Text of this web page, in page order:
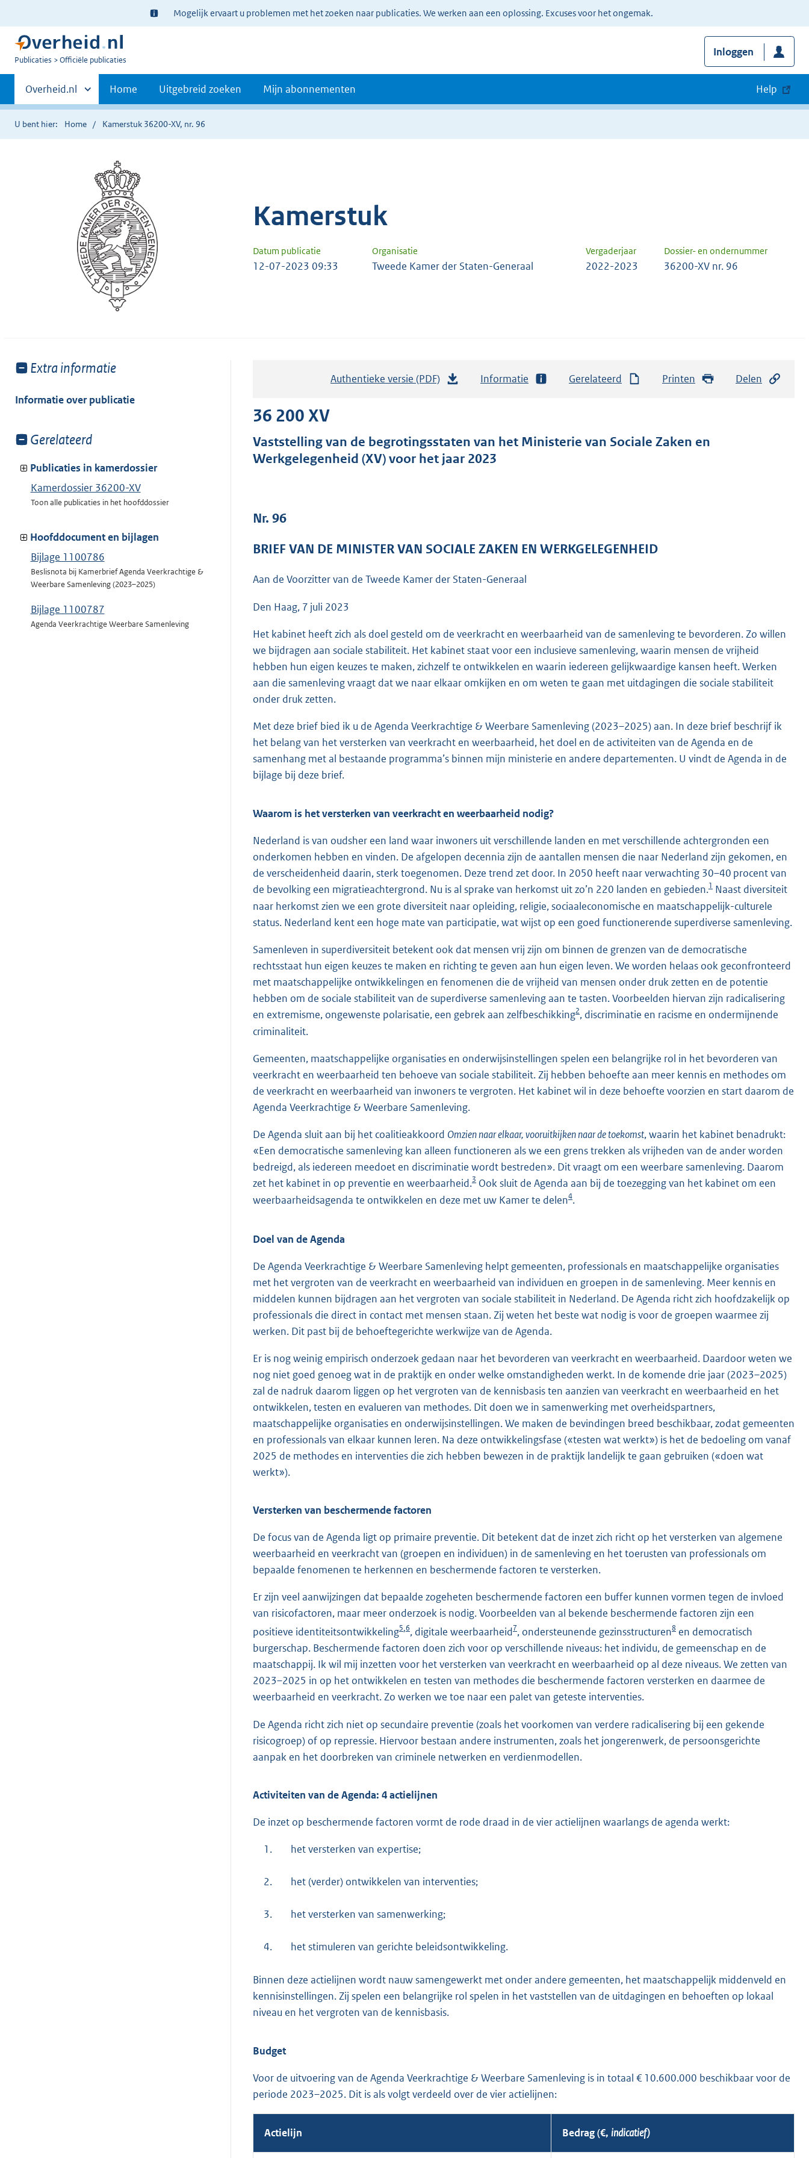
Ter
informatie:
Mogelijk ervaart u problemen met het zoeken naar publicaties. We werken aan een oplossing. Excuses voor het ongemak.
U
Publicaties Officiële publicaties
Inloggen
Primaire
navigatie
Andere
sites
binnen
Overheid.nl Home Uitgebreid zoeken Mijn abonnementen Help
U bent hier: Home Kamerstuk 36200-XV, nr. 96
Kamerstuk
Datum publicatie Organisatie Vergaderjaar Dossier- en ondernummer
12-07-2023 09:33 Tweede Kamer der Staten-Generaal 2022-2023 36200-XV nr. 96
Toon
van:
Extra informatie
Informatie over publicatie
Toon
van:
Gerelateerd
Publicaties in kamerdossier
Kamerdossier 36200-XV
Toon alle publicaties in het hoofddossier
Hoofddocument en bijlagen
Bijlage 1100786
Beslisnota bij Kamerbrief Agenda Veerkrachtige &
Weerbare Samenleving (2023–2025)
Bijlage 1100787
Agenda Veerkrachtige Weerbare Samenleving
Authentieke versie (PDF)
a
n
t
6
1
K
b
Informatie Gerelateerd Printen Delen
36 200 XV
Vaststelling van de begrotingsstaten van het Ministerie van Sociale Zaken en
Werkgelegenheid (XV) voor het jaar 2023
Nr. 96
BRIEF VAN DE MINISTER VAN SOCIALE ZAKEN EN WERKGELEGENHEID
Aan de Voorzitter van de Tweede Kamer der Staten-Generaal
Den Haag, 7 juli 2023
Het kabinet heeft zich als doel gesteld om de veerkracht en weerbaarheid van de samenleving te bevorderen. Zo willen
we bijdragen aan sociale stabiliteit. Het kabinet staat voor een inclusieve samenleving, waarin mensen de vrijheid
hebben hun eigen keuzes te maken, zichzelf te ontwikkelen en waarin iedereen gelijkwaardige kansen heeft. Werken
aan die samenleving vraagt dat we naar elkaar omkijken en om weten te gaan met uitdagingen die sociale stabiliteit
onder druk zetten.
Met deze brief bied ik u de Agenda Veerkrachtige & Weerbare Samenleving (2023–2025) aan. In deze brief beschrijf ik
het belang van het versterken van veerkracht en weerbaarheid, het doel en de activiteiten van de Agenda en de
samenhang met al bestaande programma’s binnen mijn ministerie en andere departementen. U vindt de Agenda in de
bijlage bij deze brief.
Waarom is het versterken van veerkracht en weerbaarheid nodig?
Nederland is van oudsher een land waar inwoners uit verschillende landen en met verschillende achtergronden een
onderkomen hebben en vinden. De afgelopen decennia zijn de aantallen mensen die naar Nederland zijn gekomen, en
de verscheidenheid daarin, sterk toegenomen. Deze trend zet door. In 2050 heeft naar verwachting 30–40 procent van
de bevolking een migratieachtergrond. Nu is al sprake van herkomst uit zo’n 220 landen en gebieden.1 Naast diversiteit
naar herkomst zien we een grote diversiteit naar opleiding, religie, sociaaleconomische en maatschappelijk-culturele
status. Nederland kent een hoge mate van participatie, wat wijst op een goed functionerende superdiverse samenleving.
Samenleven in superdiversiteit betekent ook dat mensen vrij zijn om binnen de grenzen van de democratische
rechtsstaat hun eigen keuzes te maken en richting te geven aan hun eigen leven. We worden helaas ook geconfronteerd
met maatschappelijke ontwikkelingen en fenomenen die de vrijheid van mensen onder druk zetten en de potentie
hebben om de sociale stabiliteit van de superdiverse samenleving aan te tasten. Voorbeelden hiervan zijn radicalisering
en extremisme, ongewenste polarisatie, een gebrek aan zelfbeschikking2, discriminatie en racisme en ondermijnende
criminaliteit.
Gemeenten, maatschappelijke organisaties en onderwijsinstellingen spelen een belangrijke rol in het bevorderen van
veerkracht en weerbaarheid ten behoeve van sociale stabiliteit. Zij hebben behoefte aan meer kennis en methodes om
de veerkracht en weerbaarheid van inwoners te vergroten. Het kabinet wil in deze behoefte voorzien en start daarom de
Agenda Veerkrachtige & Weerbare Samenleving.
De Agenda sluit aan bij het coalitieakkoord Omzien naar elkaar, vooruitkijken naar de toekomst, waarin het kabinet benadrukt:
«Een democratische samenleving kan alleen functioneren als we een grens trekken als vrijheden van de ander worden
bedreigd, als iedereen meedoet en discriminatie wordt bestreden». Dit vraagt om een weerbare samenleving. Daarom
zet het kabinet in op preventie en weerbaarheid.3 Ook sluit de Agenda aan bij de toezegging van het kabinet om een
weerbaarheidsagenda te ontwikkelen en deze met uw Kamer te delen4.
Doel van de Agenda
De Agenda Veerkrachtige & Weerbare Samenleving helpt gemeenten, professionals en maatschappelijke organisaties
met het vergroten van de veerkracht en weerbaarheid van individuen en groepen in de samenleving. Meer kennis en
middelen kunnen bijdragen aan het vergroten van sociale stabiliteit in Nederland. De Agenda richt zich hoofdzakelijk op
professionals die direct in contact met mensen staan. Zij weten het beste wat nodig is voor de groepen waarmee zij
werken. Dit past bij de behoeftegerichte werkwijze van de Agenda.
Er is nog weinig empirisch onderzoek gedaan naar het bevorderen van veerkracht en weerbaarheid. Daardoor weten we
nog niet goed genoeg wat in de praktijk en onder welke omstandigheden werkt. In de komende drie jaar (2023–2025)
zal de nadruk daarom liggen op het vergroten van de kennisbasis ten aanzien van veerkracht en weerbaarheid en het
ontwikkelen, testen en evalueren van methodes. Dit doen we in samenwerking met overheidspartners,
maatschappelijke organisaties en onderwijsinstellingen. We maken de bevindingen breed beschikbaar, zodat gemeenten
en professionals van elkaar kunnen leren. Na deze ontwikkelingsfase («testen wat werkt») is het de bedoeling om vanaf
2025 de methodes en interventies die zich hebben bewezen in de praktijk landelijk te gaan gebruiken («doen wat
werkt»).
Versterken van beschermende factoren
De focus van de Agenda ligt op primaire preventie. Dit betekent dat de inzet zich richt op het versterken van algemene
weerbaarheid en veerkracht van (groepen en individuen) in de samenleving en het toerusten van professionals om
bepaalde fenomenen te herkennen en beschermende factoren te versterken.
Er zijn veel aanwijzingen dat bepaalde zogeheten beschermende factoren een buffer kunnen vormen tegen de invloed
van risicofactoren, maar meer onderzoek is nodig. Voorbeelden van al bekende beschermende factoren zijn een
positieve identiteitsontwikkeling5,6, digitale weerbaarheid7, ondersteunende gezinsstructuren8 en democratisch
burgerschap. Beschermende factoren doen zich voor op verschillende niveaus: het individu, de gemeenschap en de
maatschappij. Ik wil mij inzetten voor het versterken van veerkracht en weerbaarheid op al deze niveaus. We zetten van
2023–2025 in op het ontwikkelen en testen van methodes die beschermende factoren versterken en daarmee de
weerbaarheid en veerkracht. Zo werken we toe naar een palet van geteste interventies.
De Agenda richt zich niet op secundaire preventie (zoals het voorkomen van verdere radicalisering bij een gekende
risicogroep) of op repressie. Hiervoor bestaan andere instrumenten, zoals het jongerenwerk, de persoonsgerichte
aanpak en het doorbreken van criminele netwerken en verdienmodellen.
Activiteiten van de Agenda: 4 actielijnen
De inzet op beschermende factoren vormt de rode draad in de vier actielijnen waarlangs de agenda werkt:
1. het versterken van expertise;
2. het (verder) ontwikkelen van interventies;
3. het versterken van samenwerking;
4. het stimuleren van gerichte beleidsontwikkeling.
Binnen deze actielijnen wordt nauw samengewerkt met onder andere gemeenten, het maatschappelijk middenveld en
kennisinstellingen. Zij spelen een belangrijke rol spelen in het vaststellen van de uitdagingen en behoeften op lokaal
niveau en het vergroten van de kennisbasis.
Budget
Voor de uitvoering van de Agenda Veerkrachtige & Weerbare Samenleving is in totaal € 10.600.000 beschikbaar voor de
periode 2023–2025. Dit is als volgt verdeeld over de vier actielijnen:
Actielijn Bedrag (€, indicatief)